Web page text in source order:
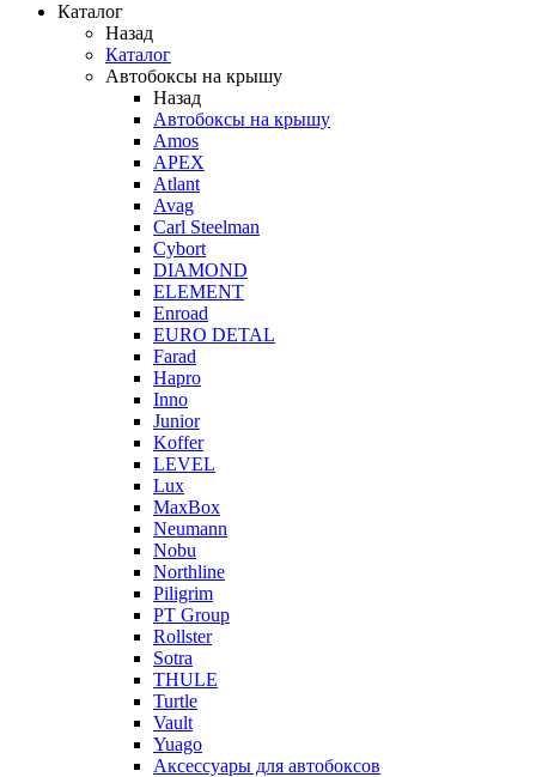
Каталог
Назад
Каталог
Автобоксы на крышу
Назад
Автобоксы на крышу
Amos
APEX
Atlant
Avag
Carl Steelman
Cybort
DIAMOND
ELEMENT
Enroad
EURO DETAL
Farad
Hapro
Inno
Junior
Koffer
LEVEL
Lux
MaxBox
Neumann
Nobu
Northline
Piligrim
PT Group
Rollster
Sotra
THULE
Turtle
Vault
Yuago
Аксессуары для автобоксов